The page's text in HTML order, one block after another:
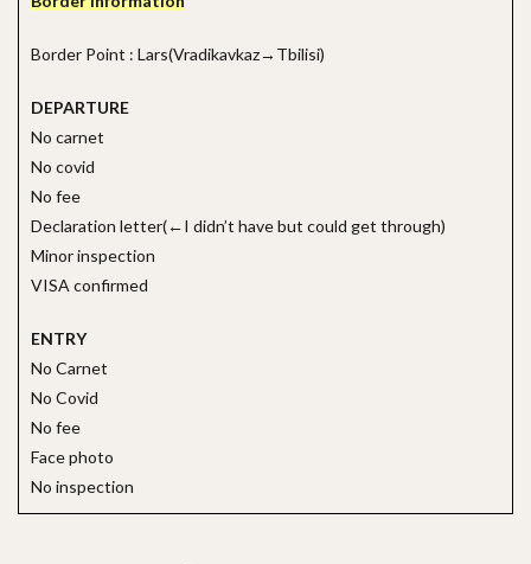
Border Point : Lars(Vradikavkaz→Tbilisi)
DEPARTURE
No carnet
No covid
No fee
Declaration letter(←I didn’t have but could get through)
Minor inspection
VISA confirmed
ENTRY
No Carnet
No Covid
No fee
Face photo
No inspection